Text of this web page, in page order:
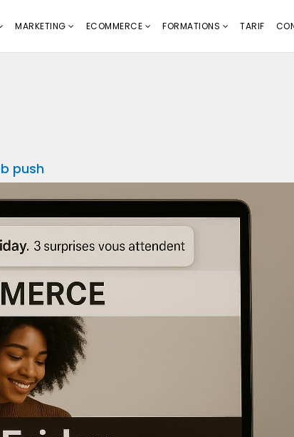
MARKETING ECOMMERCE FORMATIONS TARIF
push